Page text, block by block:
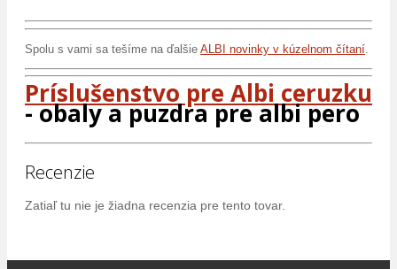
Spolu s vami sa tešíme na ďalšie ALBI novinky v kúzelnom čítaní
Príslušenstvo pre Albi ceruzku
- obaly a puzdra pre albi pero
Recenzie
Zatiaľ tu nie je žiadna recenzia pre tento tovar.